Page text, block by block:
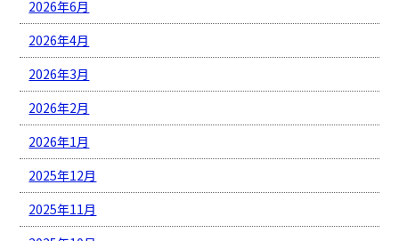
2026年6月
2026年4月
2026年3月
2026年2月
2026年1月
2025年12月
2025年11月